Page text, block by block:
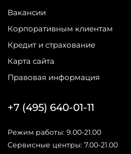
Вакансии
Корпоративным клиентам
Кредит и страхование
Карта сайта
Правовая информация
+7 (495) 640-01-11
Режим работы: 9.00-21.00
Сервисные центры: 7.00-21.00